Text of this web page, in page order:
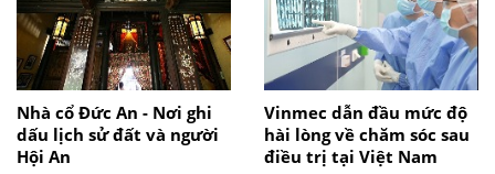
Nhà cổ Đức An - Nơi ghi
dấu lịch sử đất và người
Hội An
Vinmec dẫn đầu mức độ
hài lòng về chăm sóc sau
điều trị tại Việt Nam